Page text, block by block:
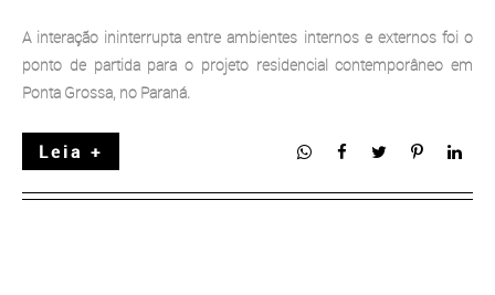
A interação ininterrupta entre ambientes internos e externos foi o
ponto de partida para o projeto residencial contemporâneo em
Ponta Grossa, no Paraná.
Leia +